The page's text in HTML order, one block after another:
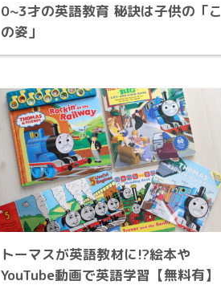
0~3才の英語教育 秘訣は子供の「こ
の姿」
トーマスが英語教材に!?絵本や
YouTube動画で英語学習【無料有】